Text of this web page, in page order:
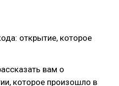
открытие, которое
вам о
которое произошло в